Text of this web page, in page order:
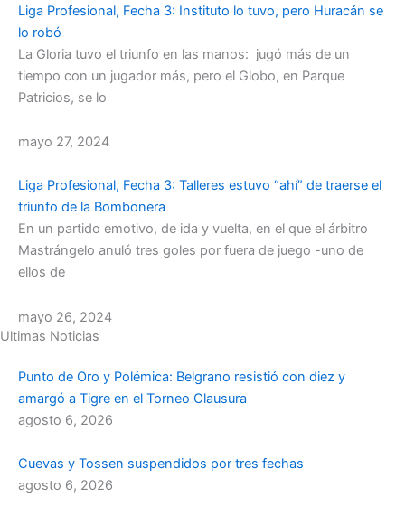
Liga Profesional, Fecha 3: Instituto lo tuvo, pero Huracán se
lo robó
La Gloria tuvo el triunfo en las manos: jugó más de un
tiempo con un jugador más, pero el Globo, en Parque
Patricios, se lo
mayo 27, 2024
Liga Profesional, Fecha 3: Talleres estuvo “ahí” de traerse el
triunfo de la Bombonera
En un partido emotivo, de ida y vuelta, en el que el árbitro
Mastrángelo anuló tres goles por fuera de juego -uno de
ellos de
mayo 26, 2024
Ultimas Noticias
Punto de Oro y Polémica: Belgrano resistió con diez y
amargó a Tigre en el Torneo Clausura
agosto 6, 2026
Cuevas y Tossen suspendidos por tres fechas
agosto 6, 2026